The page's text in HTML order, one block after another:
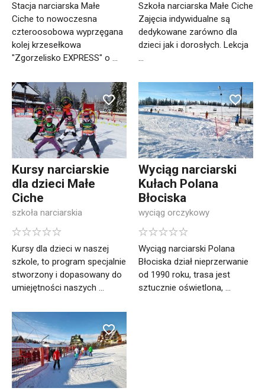
Stacja narciarska Małe
Ciche to nowoczesna
czteroosobowa wyprzęgana
kolej krzesełkowa
"Zgorzelisko EXPRESS" o ...
Szkoła narciarska Małe Ciche
Zajęcia indywidualne są
dedykowane zarówno dla
dzieci jak i dorosłych. Lekcja
...
Kursy narciarskie
dla dzieci Małe
Ciche
szkoła narciarskia
Kursy dla dzieci w naszej
szkole, to program specjalnie
stworzony i dopasowany do
umiejętności naszych ...
Wyciąg narciarski
Kułach Polana
Błociska
wyciąg orczykowy
Wyciąg narciarski Polana
Błociska dział nieprzerwanie
od 1990 roku, trasa jest
sztucznie oświetlona, ...